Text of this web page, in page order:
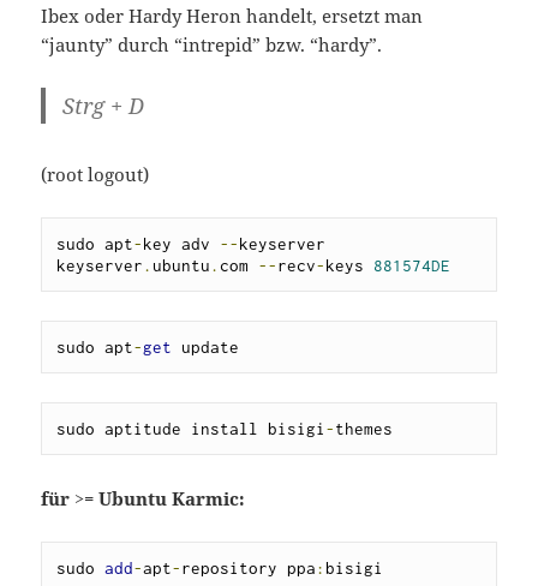
Ibex oder Hardy Heron handelt, ersetzt man
“jaunty” durch “intrepid” bzw. “hardy”.
Strg + D
(root logout)
sudo apt-key adv --keyserver
keyserver . ubuntu .com --recv-keys 881574DE
sudo apt-get update
sudo aptitude install bisigi -themes
für >= Ubuntu Karmic:
sudo add-apt-repository ppa:bisigi